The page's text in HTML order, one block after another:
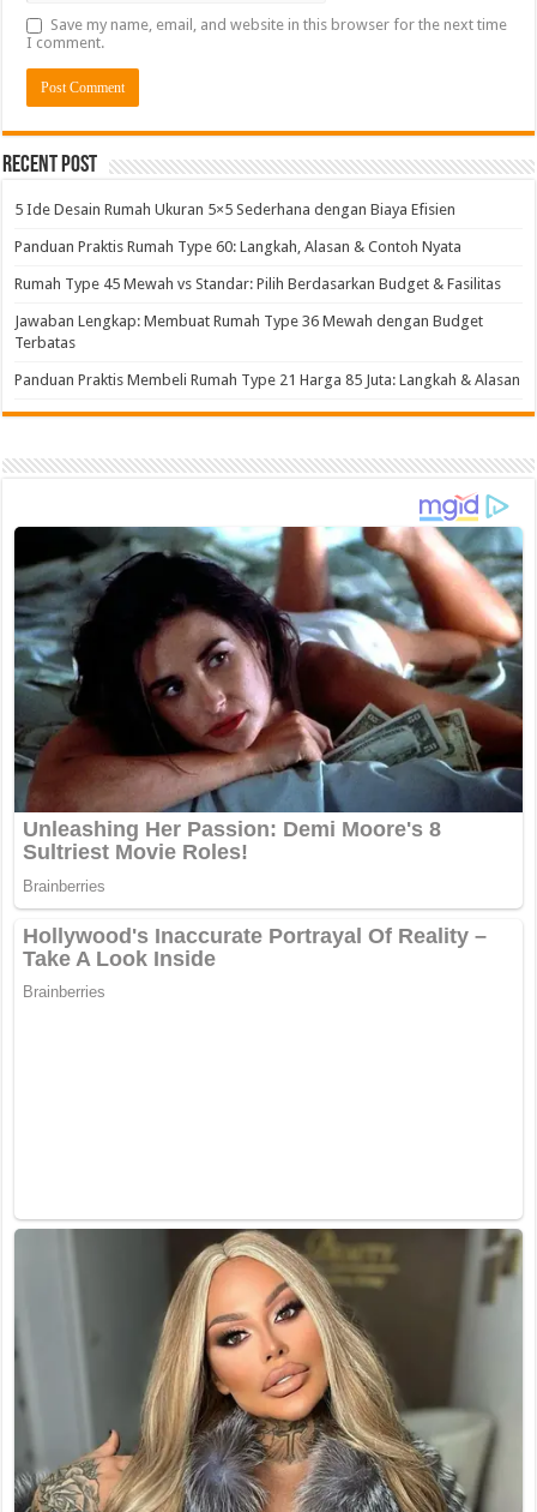
Save my name, email, and website in this browser for the next time
I comment.
Alternative:
Recent Post
5 Ide Desain Rumah Ukuran 5×5 Sederhana dengan Biaya Efisien
Panduan Praktis Rumah Type 60: Langkah, Alasan & Contoh Nyata
Rumah Type 45 Mewah vs Standar: Pilih Berdasarkan Budget & Fasilitas
Jawaban Lengkap: Membuat Rumah Type 36 Mewah dengan Budget
Terbatas
Panduan Praktis Membeli Rumah Type 21 Harga 85 Juta: Langkah & Alasan